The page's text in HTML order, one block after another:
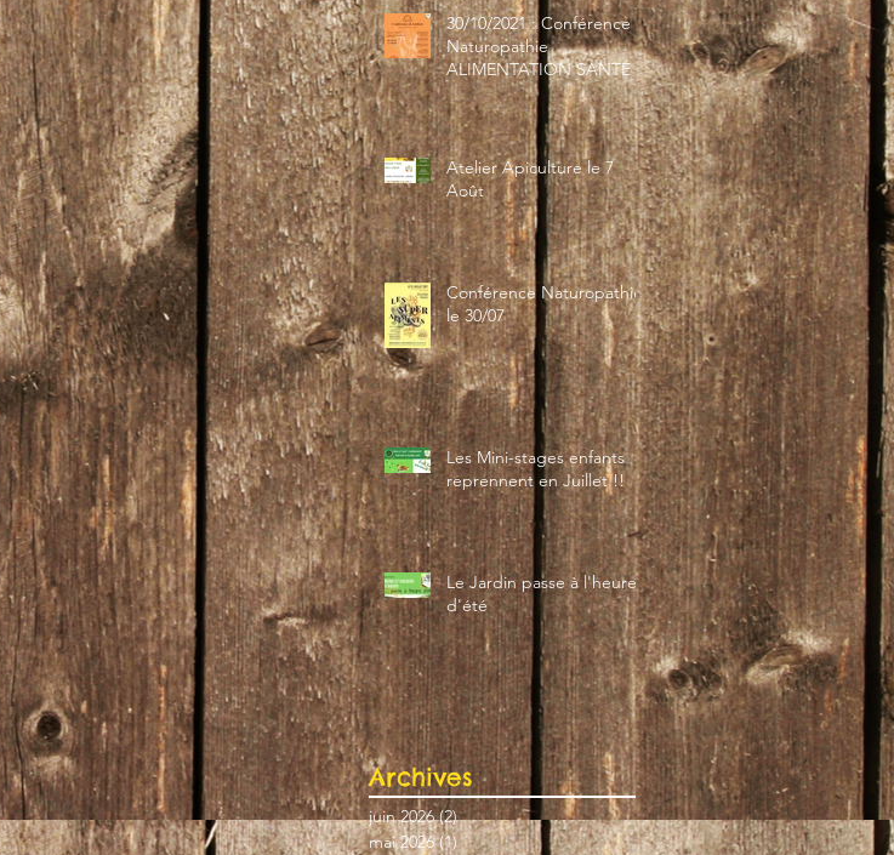
30/10/2021 : Conférence
Naturopathie
ALIMENTATION SANTÉ
Atelier Apiculture le 7
Août
Conférence Naturopathie
le 30/07
Les Mini-stages enfants
reprennent en Juillet !!
Le Jardin passe à l'heure
d'été
Archives
juin 2026 (2)2 posts
mai 2026 (1)1 post